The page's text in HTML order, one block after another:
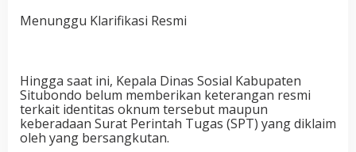
Menunggu Klarifikasi Resmi
Hingga saat ini, Kepala Dinas Sosial Kabupaten
Situbondo belum memberikan keterangan resmi
terkait identitas oknum tersebut maupun
keberadaan Surat Perintah Tugas (SPT) yang diklaim
oleh yang bersangkutan.